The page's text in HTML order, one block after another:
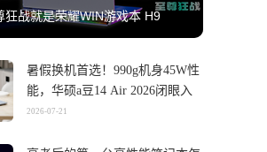
狂战就是荣耀WIN游戏本 H9
暑假换机首选！990g机身45W性
能，华硕a豆14 Air 2026闭眼入
2026-07-21